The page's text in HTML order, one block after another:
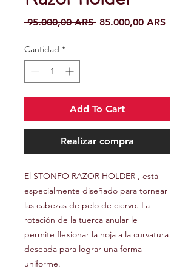
95.000,00 ARS Precio
85.000,00 ARSPrecio
Cantidad *
Add To Cart
Realizar compra
El STONFO RAZOR HOLDER , está
especialmente diseñado para tornear
las cabezas de pelo de ciervo. La
rotación de la tuerca anular le
permite flexionar la hoja a la curvatura
deseada para lograr una forma
uniforme.